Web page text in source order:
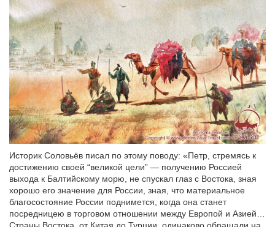
Историк Соловьёв писал по этому поводу: «Петр, стремясь к
достижению своей “великой цели” — получению Россией
выхода к Балтийскому морю, не спускал глаз с Востока, зная
хорошо его значение для России, зная, что материальное
благосостояние России поднимется, когда она станет
посредницею в торговом отношении между Европой и Азией…
Страны Востока, от Китая до Турции, одинаково обращали на